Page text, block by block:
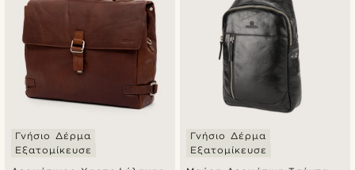
Γνήσιο Δέρμα
Εξατομίκευσε
Γνήσιο Δέρμα
Εξατομίκευσε